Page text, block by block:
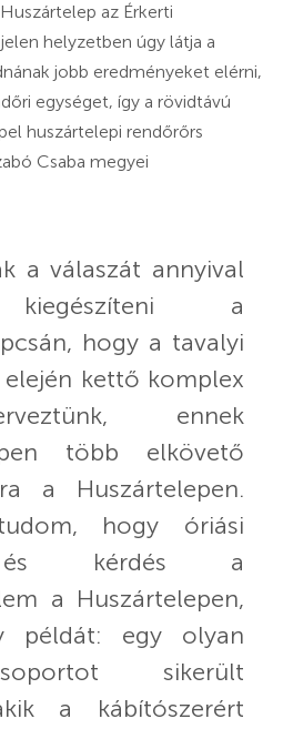
az Érkerti
helyzetben úgy látja a
jobb eredményeket elérni,
egységet, így a rövidtávú
huszártelepi rendőrőrs
Csaba megyei
a válaszát annyival
kiegészíteni a
hogy a tavalyi
elején kettő komplex
ennek
több elkövető
a Huszártelepen.
hogy óriási
és kérdés a
a Huszártelepen,
példát: egy olyan
sikerült
a kábítószerért